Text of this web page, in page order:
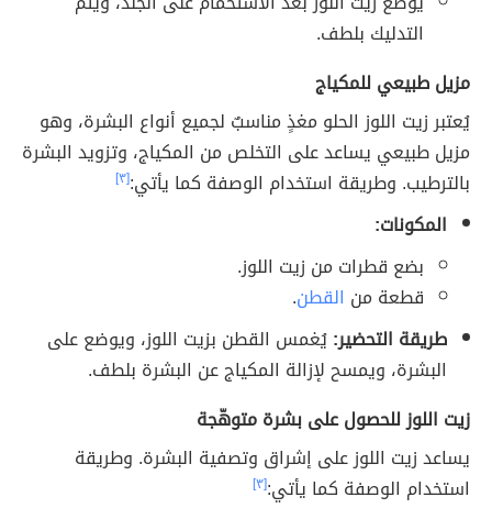
التدليك بلطف.
مزيل طبيعي للمكياج
يُعتبر زيت اللوز الحلو مغذٍ مناسبٌ لجميع أنواع البشرة، وهو
مزيل طبيعي يساعد على التخلص من المكياج، وتزويد البشرة
بالترطيب. وطريقة استخدام الوصفة كما يأتي:[٣]
المكونات:
بضع قطرات من زيت اللوز.
قطعة من القطن.
طريقة التحضير:يُغمس القطن بزيت اللوز، ويوضع على
البشرة، ويمسح لإزالة المكياج عن البشرة بلطف.
زيت اللوز للحصول على بشرة متوهّجة
يساعد زيت اللوز على إشراق وتصفية البشرة. وطريقة
استخدام الوصفة كما يأتي:[٣]